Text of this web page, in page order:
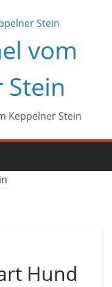
vom
Stein
Keppelner Stein
Hund